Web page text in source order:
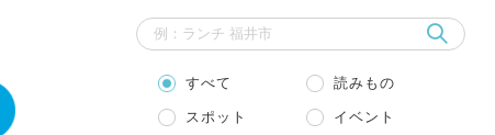
すべて 読みもの
スポット イベント